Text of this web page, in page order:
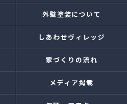
外壁塗装について
しあわせヴィレッジ
家づくりの流れ
メディア掲載